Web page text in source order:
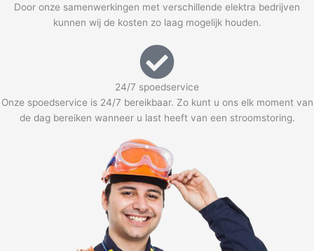
Door onze samenwerkingen met verschillende elektra bedrijven
kunnen wij de kosten zo laag mogelijk houden.
24/7 spoedservice
Onze spoedservice is 24/7 bereikbaar. Zo kunt u ons elk moment van
de dag bereiken wanneer u last heeft van een stroomstoring.